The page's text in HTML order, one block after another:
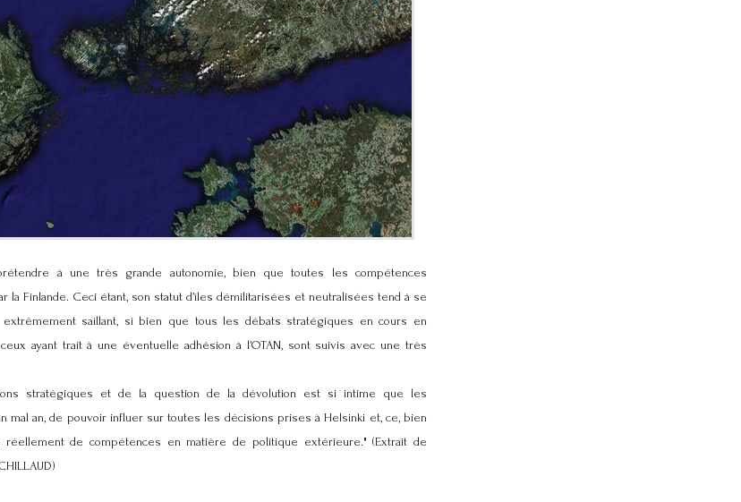
à une très grande autonomie, bien que toutes les compétences
la Finlande. Ceci étant, son statut d’îles démilitarisées et neutralisées tend à se
saillant, si bien que tous les débats stratégiques en cours en
ayant trait à une éventuelle adhésion à l’OTAN, sont suivis avec une très
stratégiques et de la question de la dévolution est si intime que les
mal an, de pouvoir influer sur toutes les décisions prises à Helsinki et, ce, bien
de compétences en matière de politique extérieure." (Extrait de